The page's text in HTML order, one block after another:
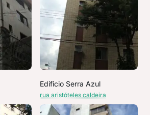
Edificio Serra Azul
rua aristóteles caldeira